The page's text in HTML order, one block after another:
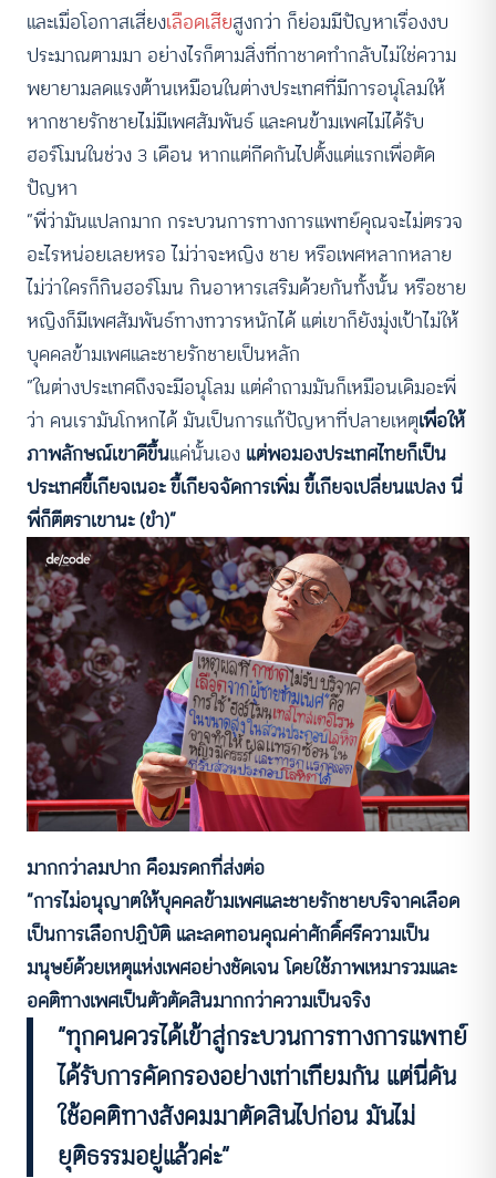
และเมื่อโอกาสเสี่ยงเลือดเสียสูงกว่า ก็ย่อมมีปัญหาเรื่องงบ
ประมาณตามมา อย่างไรก็ตามสิ่งที่กาชาดทำกลับไม่ใช่ความ
พยายามลดแรงต้านเหมือนในต่างประเทศที่มีการอนุโลมให้
หากชายรักชายไม่มีเพศสัมพันธ์ และคนข้ามเพศไม่ได้รับ
ฮอร์โมนในช่วง 3 เดือน หากแต่กีดกันไปตั้งแต่แรกเพื่อตัด
ปัญหา
“พี่ว่ามันแปลกมาก กระบวนการทางการแพทย์คุณจะไม่ตรวจ
อะไรหน่อยเลยหรอ ไม่ว่าจะหญิง ชาย หรือเพศหลากหลาย
ไม่ว่าใครก็กินฮอร์โมน กินอาหารเสริมด้วยกันทั้งนั้น หรือชาย
หญิงก็มีเพศสัมพันธ์ทางทวารหนักได้ แต่เขาก็ยังมุ่งเป้าไม่ให้
บุคคลข้ามเพศและชายรักชายเป็นหลัก
“ในต่างประเทศถึงจะมีอนุโลม แต่คำถามมันก็เหมือนเดิมอะพี่
ว่า คนเรามันโกหกได้ มันเป็นการแก้ปัญหาที่ปลายเหตุเพื่อให้
ภาพลักษณ์เขาดีขึ้นแค่นั้นเอง แต่พอมองประเทศไทยก็เป็น
ประเทศขี้เกียจเนอะ ขี้เกียจจัดการเพิ่ม ขี้เกียจเปลี่ยนแปลง นี่
พี่ก็ตีตราเขานะ (ขำ)”
มากกว่าลมปาก คือมรดกที่ส่งต่อ
“การไม่อนุญาตให้บุคคลข้ามเพศและชายรักชายบริจาคเลือด
เป็นการเลือกปฏิบัติ และลดทอนคุณค่าศักดิ์ศรีความเป็น
มนุษย์ด้วยเหตุแห่งเพศอย่างชัดเจน โดยใช้ภาพเหมารวมและ
อคติทางเพศเป็นตัวตัดสินมากกว่าความเป็นจริง
“ทุกคนควรได้เข้าสู่กระบวนการทางการแพทย์
ได้รับการคัดกรองอย่างเท่าเทียมกัน แต่นี่ดัน
ใช้อคติทางสังคมมาตัดสินไปก่อน มันไม่
ยุติธรรมอยู่แล้วค่ะ”